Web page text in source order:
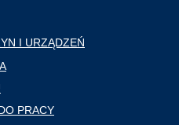
I URZĄDZEŃ
PRACY